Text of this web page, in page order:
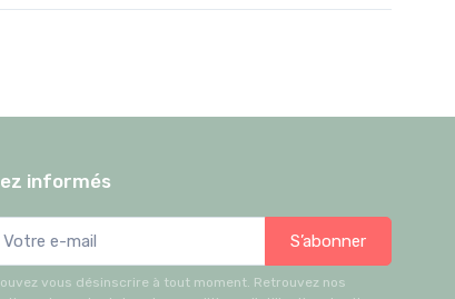
informés
S’abonner
vous désinscrire à tout moment. Retrouvez nos